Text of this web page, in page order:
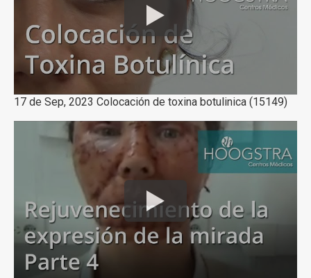
17 de Sep, 2023 Colocación de toxina botulinica (15149)